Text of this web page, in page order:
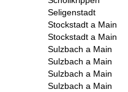
Seligenstadt
Stockstadt a Main
Stockstadt a Main
Sulzbach a Main
Sulzbach a Main
Sulzbach a Main
Sulzbach a Main